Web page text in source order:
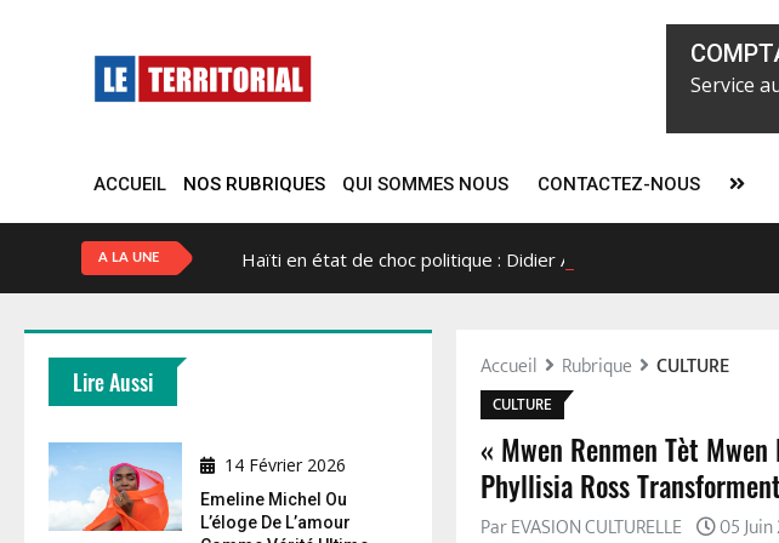
Service
ACCUEIL NOS RUBRIQUES QUI SOMMES NOUS CONTACTEZ-NOUS
A LA UNE Haïti en état de choc politique : Didier Alix Fils-Aimé
Accueil Rubrique CULTURE
CULTURE
« Mwen Renmen Tèt
Phyllisia Ross
Par EVASION CULTURELLE 05
Lire Aussi
14 Février 2026
Emeline Michel Ou
L’éloge De L’amour